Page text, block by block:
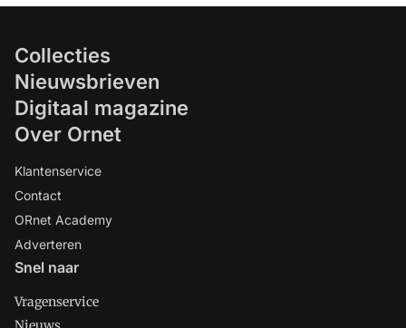
Collecties
Nieuwsbrieven
Digitaal magazine
Over Ornet
Klantenservice
Contact
ORnet Academy
Adverteren
Snel naar
Vragenservice